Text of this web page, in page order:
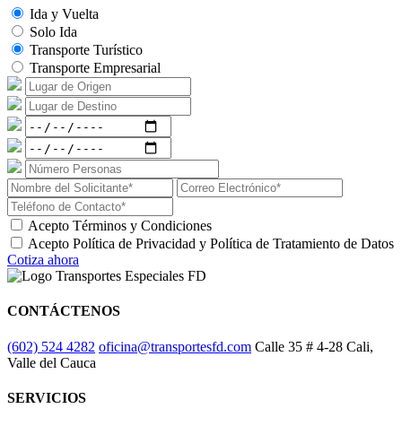
Ida y Vuelta
Solo Ida
Transporte Turístico
Transporte Empresarial
Acepto Términos y Condiciones
Acepto Política de Privacidad y Política de Tratamiento de Datos
Cotiza ahora
CONTÁCTENOS
(602) 524 4282 oficina@transportesfd.com Calle 35 # 4-28 Cali,
Valle del Cauca
SERVICIOS